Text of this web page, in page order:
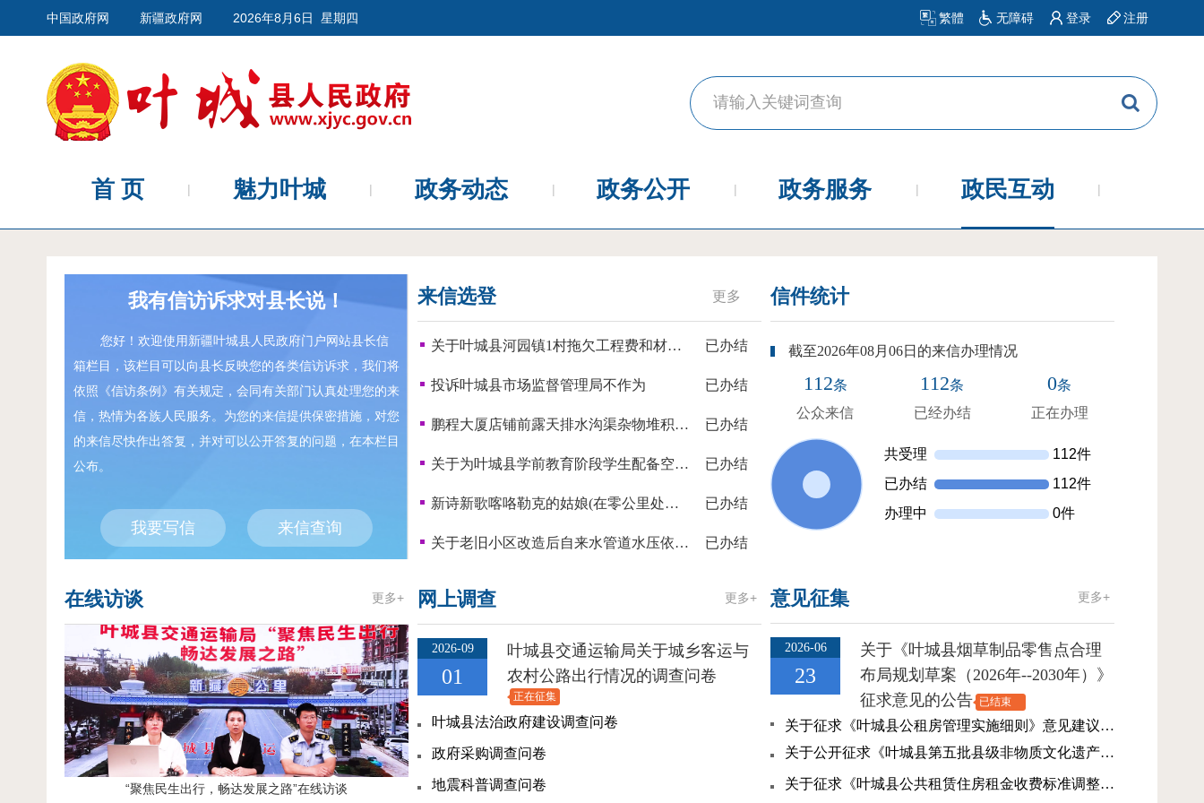
中国政府网 新疆政府网 2026年8月6日 星期四 繁體 无障碍 登录 注册
首 页 魅力叶城 政务动态 政务公开 政务服务 政民互动
我有信访诉求对县长说！
您好！欢迎使用新疆叶城县人民政府门户网站县长信
箱栏目，该栏目可以向县长反映您的各类信访诉求，我们将
依照《信访条例》有关规定，会同有关部门认真处理您的来
信，热情为各族人民服务。为您的来信提供保密措施，对您
的来信尽快作出答复，并对可以公开答复的问题，在本栏目
公布。
我要写信 来信查询
在线访谈 更多+
“聚焦民生出行，畅达发展之路”在线访谈
来信选登 更多
关于叶城县河园镇1村拖欠工程费和材料费的问题 已办结
投诉叶城县市场监督管理局不作为 已办结
鹏程大厦店铺前露天排水沟渠杂物堆积堵塞排水 已办结
关于为叶城县学前教育阶段学生配备空调或风扇的建议 已办结
新诗新歌喀咯勒克的姑娘(在零公里处等你) 已办结
关于老旧小区改造后自来水管道水压依然很小的问题 已办结
网上调查 更多+
2026-09
01
叶城县交通运输局关于城乡客运与
农村公路出行情况的调查问卷
正在征集
叶城县法治政府建设调查问卷
政府采购调查问卷
地震科普调查问卷
信件统计
截至2026年08月06日的来信办理情况
112条
公众来信
112条
已经办结
0条
正在办理
共受理
112件
已办结
112件
办理中
0件
意见征集 更多+
2026-06
23
关于《叶城县烟草制品零售点合理
布局规划草案（2026年--2030年）》
征求意见的公告 已结束
关于征求《叶城县公租房管理实施细则》意见建议的公告
关于公开征求《叶城县第五批县级非物质文化遗产代表性名录》意见建议的公告
关于征求《叶城县公共租赁住房租金收费标准调整方案》意见建议的公告